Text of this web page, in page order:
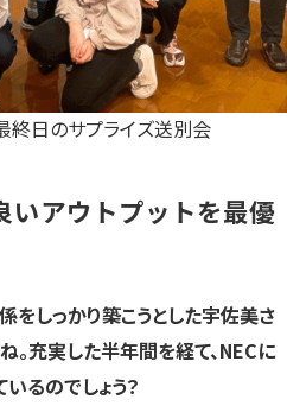
終日のサプライズ送別会
いアウトプットを最優
しっかり築こうとした宇佐美さ
。充実した半年間を経て、NECに
るのでしょう？